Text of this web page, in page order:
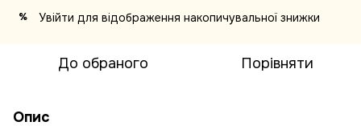
% Увійти для відображення накопичувальної знижки
До обраного Порівняти
Опис